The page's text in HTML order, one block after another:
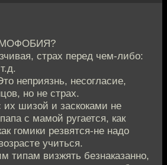
страх перед чем-либо:
неприязнь, несогласие,
но не страх.
их шизой и заскоками не
с мамой ругается, как
гомики резвятся-не надо
учиться.
типам визжять безнаказанно,